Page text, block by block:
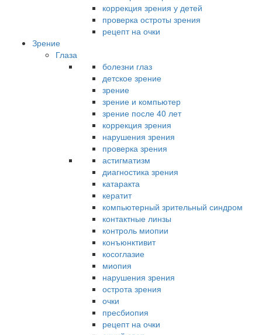
коррекция зрения у детей
проверка остроты зрения
рецепт на очки
Зрение
Глаза
болезни глаз
детское зрение
зрение
зрение и компьютер
зрение после 40 лет
коррекция зрения
нарушения зрения
проверка зрения
астигматизм
диагностика зрения
катаракта
кератит
компьютерный зрительный синдром
контактные линзы
контроль миопии
конъюнктивит
косоглазие
миопия
нарушения зрения
острота зрения
очки
пресбиопия
рецепт на очки